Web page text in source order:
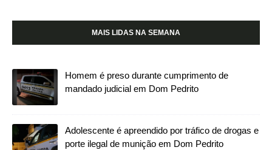
MAIS LIDAS NA SEMANA
Homem é preso durante cumprimento de
mandado judicial em Dom Pedrito
Adolescente é apreendido por tráfico de drogas e
porte ilegal de munição em Dom Pedrito